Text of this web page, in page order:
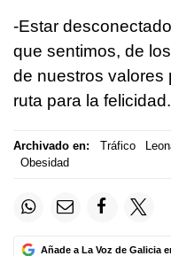
-Estar
que sentimos, de
de nuestros valores
ruta para la felicidad.
Archivado en: Tráfico
Obesidad
Añade a La Voz de Galicia